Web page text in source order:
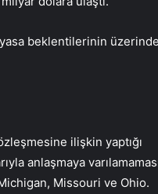
beklentilerinin üzerinde
ilişkin yaptığı
anlaşmaya
Missouri ve Ohio.